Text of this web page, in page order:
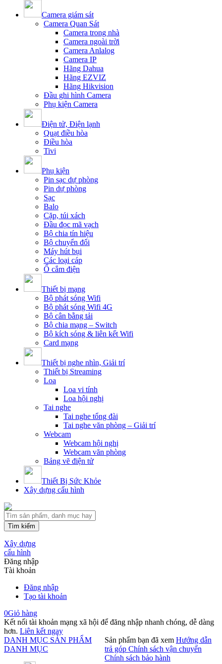
Camera giám sát
Camera Quan Sát
Camera trong nhà
Camera ngoài trời
Camera Anlalog
Camera IP
Hãng Dahua
Hãng EZVIZ
Hãng Hikvision
Đầu ghi hình Camera
Phụ kiện Camera
Điện tử, Điện lạnh
Quạt điều hòa
Điều hòa
Tivi
Phụ kiện
Pin sạc dự phòng
Pin dự phòng
Sạc
Balo
Cặp, túi xách
Đầu đọc mã vạch
Bộ chia tín hiệu
Bộ chuyển đổi
Máy hút bụi
Các loại cáp
Ổ cắm điện
Thiết bị mạng
Bộ phát sóng Wifi
Bộ phát sóng Wifi 4G
Bộ cân bằng tải
Bộ chia mạng – Switch
Bộ kích sóng & liên kết Wifi
Card mạng
Thiết bị nghe nhìn, Giải trí
Thiết bị Streaming
Loa
Loa vi tính
Loa hội nghị
Tai nghe
Tai nghe tổng đài
Tai nghe văn phòng – Giải trí
Webcam
Webcam hội nghị
Webcam văn phòng
Bảng vẽ điện tử
Thiết Bị Sức Khỏe
Xây dựng cấu hình
Tìm kiếm
Xây dựng
cấu hình
Đăng nhập
Tài khoản
Đăng nhập
Tạo tài khoản
0Giỏ hàng
Kết nối tài khoản mạng xã hội để đăng nhập nhanh chóng, dễ dàng
hơn. Liên kết ngay
DANH MỤC SẢN PHẨM
DANH MỤC
Sản phẩm bạn đã xem Hướng dẫn
trả góp Chính sách vận chuyển
Chính sách bảo hành